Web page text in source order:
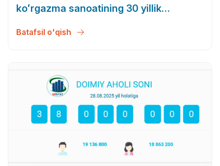
koʻrgazma sanoatining 30 yillik
Batafsil o'qish